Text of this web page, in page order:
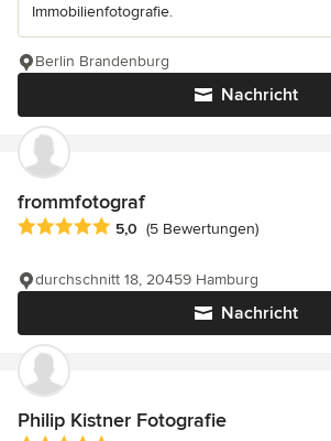
Immobilienfotografie.
Nachricht
Berlin Brandenburg
frommfotograf
Durchschnittliche Bewertung: 5 von 5
5,0 (5 Bewertungen)
Nachricht
durchschnitt 18, 20459 Hamburg
Philip Kistner Fotografie